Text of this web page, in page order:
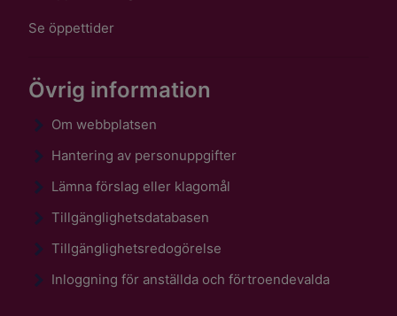
Se öppettider
Övrig information
Om webbplatsen
Hantering av personuppgifter
Lämna förslag eller klagomål
Tillgänglighetsdatabasen
Tillgänglighetsredogörelse
Inloggning för anställda och förtroendevalda